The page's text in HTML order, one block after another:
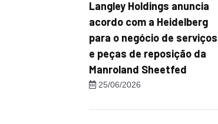
Langley Holdings anuncia
acordo com a Heidelberg
para o negócio de serviços
e peças de reposição da
Manroland Sheetfed
25/06/2026